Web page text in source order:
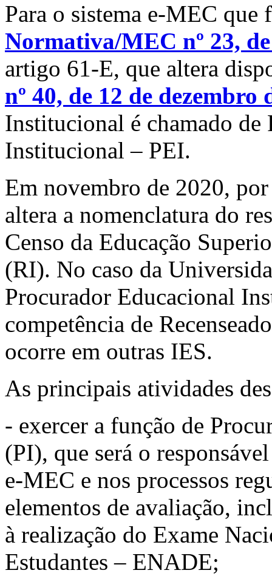
Para o sistema e-MEC
Normativa/MEC nº 23,
artigo 61-E, que altera
nº 40, de 12 de dezembro
Institucional é chamado
Institucional – PEI.
Em novembro de 2020,
altera a nomenclatura do
Censo da Educação
(RI). No caso da
Procurador Educacional
competência de
ocorre em outras IES.
As principais atividades
- exercer a função de
(PI), que será o
e-MEC e nos processos
elementos de avaliação,
à realização do Exame
Estudantes – ENADE;